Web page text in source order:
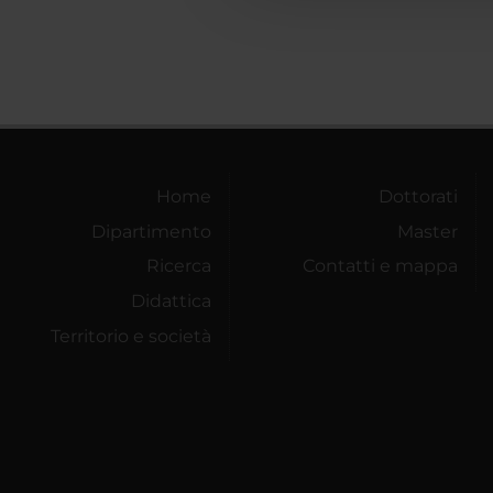
Home
Dipartimento
Ricerca
Didattica
Territorio e società
Dottorati
Master
Contatti e mappa